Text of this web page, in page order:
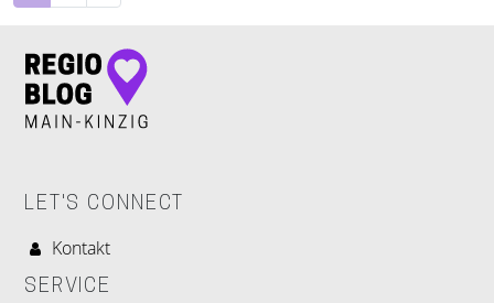
LET'S CONNECT
Kontakt
SERVICE